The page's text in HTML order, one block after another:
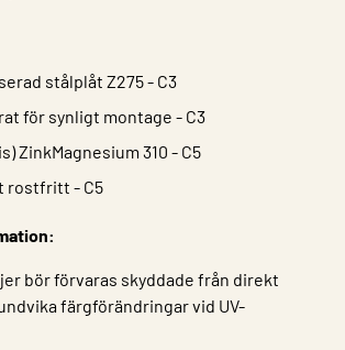
stålplåt Z275 - C3
för synligt montage - C3
ZinkMagnesium 310 - C5
rostfritt - C5
bör förvaras skyddade från direkt
färgförändringar vid UV-